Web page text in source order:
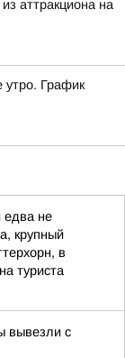
аттракциона на
График
не
крупный
в
туриста
вывезли с